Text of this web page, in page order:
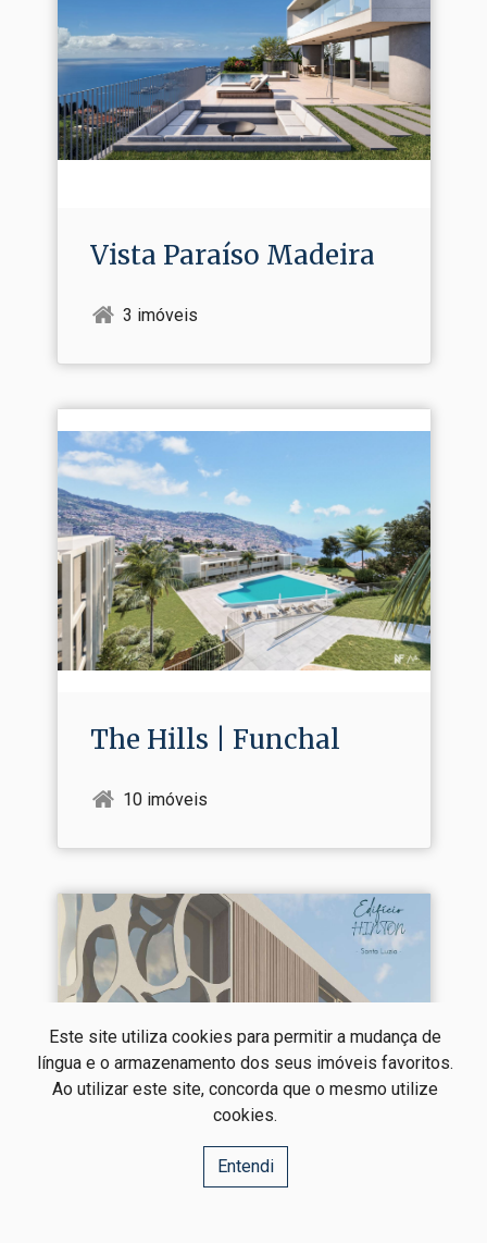
Este site utiliza cookies para permitir a mudança de
língua e o armazenamento dos seus imóveis favoritos.
Ao utilizar este site, concorda que o mesmo utilize
cookies.
Entendi
Vista Paraíso Madeira
3 imóveis
The Hills | Funchal
10 imóveis